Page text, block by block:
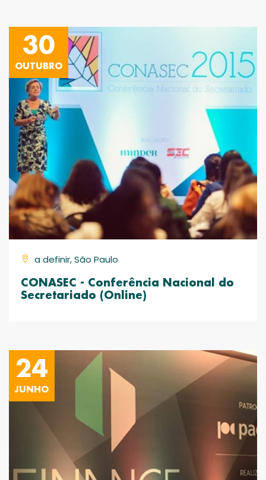
30
OUTUBRO
a definir, São Paulo
CONASEC - Conferência Nacional do
Secretariado (Online)
24
JUNHO